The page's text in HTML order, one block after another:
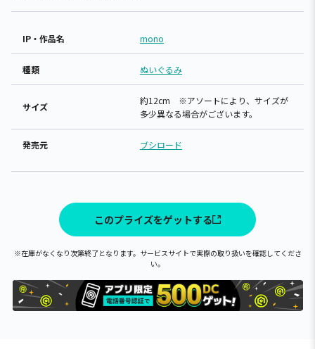
IP・作品名 mono
種類 ぬいぐるみ
サイズ
約12cm ※アソートにより、サイズが
多少異なる場合がございます。
発売元 ブシロード
このプライズをゲットする
※在庫がなくなり次第終了となります。サービスサイトで実際の取り扱いを確認してくださ
い。